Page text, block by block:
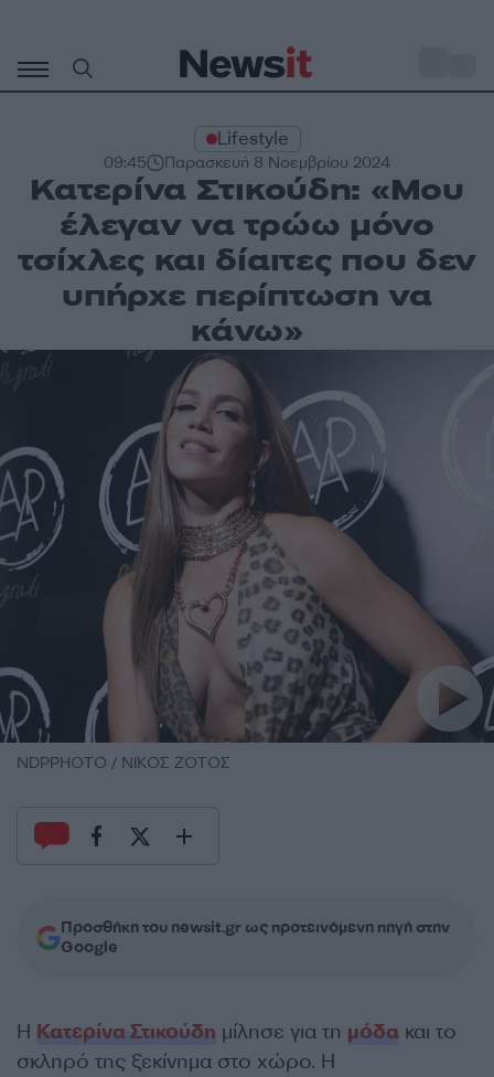
περιεχόμενο
Lifestyle
09:45 Παρασκευή 8 Νοεμβρίου 2024
Κατερίνα Στικούδη: «Μου
έλεγαν να τρώω μόνο
τσίχλες και δίαιτες που δεν
υπήρχε περίπτωση να
κάνω»
NDPPHOTO / ΝΙΚΟΣ ΖΟΤΟΣ
Προσθήκη του newsit.gr ως προτεινόμενη πηγή στην
Google
Η Κατερίνα Στικούδη μίλησε για τη μόδα και το
σκληρό της ξεκίνημα στο χώρο. Η